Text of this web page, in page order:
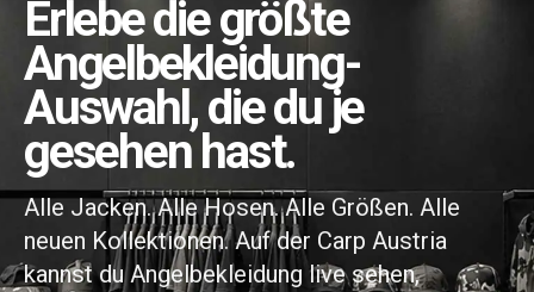
Erlebe die größte
Angelbekleidung-
Auswahl, die du je
gesehen hast.
Alle Jacken. Alle Hosen. Alle Größen. Alle
neuen Kollektionen. Auf der Carp Austria
kannst du Angelbekleidung live sehen,